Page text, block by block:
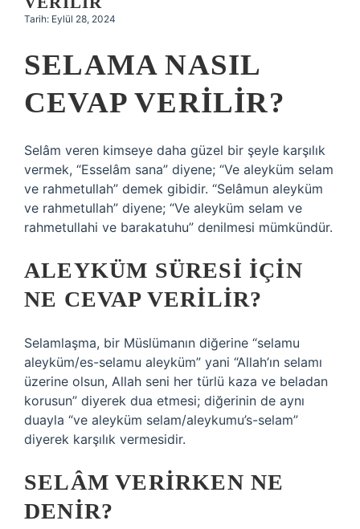
Tarih: Eylül 28, 2024
SELAMA NASIL
CEVAP VERILIR?
Selâm veren kimseye daha güzel bir şeyle karşılık
vermek, “Esselâm sana” diyene; “Ve aleyküm selam
ve rahmetullah” demek gibidir. “Selâmun aleyküm
ve rahmetullah” diyene; “Ve aleyküm selam ve
rahmetullahi ve barakatuhu” denilmesi mümkündür.
ALEYKÜM SÜRESI IÇIN
NE CEVAP VERILIR?
Selamlaşma, bir Müslümanın diğerine “selamu
aleyküm/es-selamu aleyküm” yani “Allah’ın selamı
üzerine olsun, Allah seni her türlü kaza ve beladan
korusun” diyerek dua etmesi; diğerinin de aynı
duayla “ve aleyküm selam/aleykumu’s-selam”
diyerek karşılık vermesidir.
SELÂM VERIRKEN NE
DENIR?